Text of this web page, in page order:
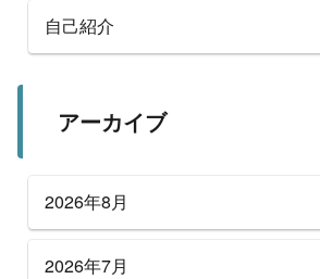
自己紹介
アーカイブ
2026年8月
2026年7月